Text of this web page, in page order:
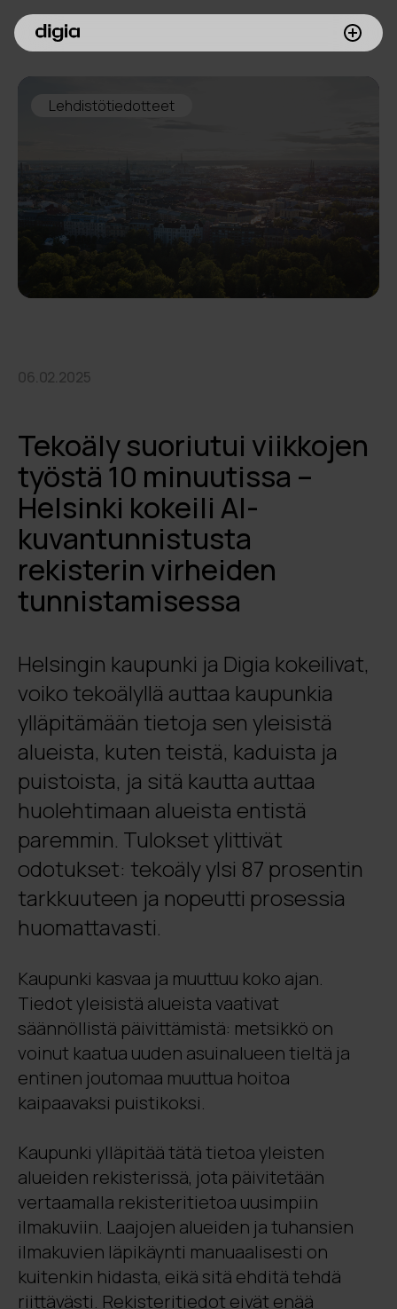
Inspiroidu
Digia yrityksenä
Sijoittajille
Meille töihin
Lehdistötiedotteet
06.02.2025
Tekoäly suoriutui viikkojen
työstä 10 minuutissa –
Helsinki kokeili AI-
kuvantunnistusta
rekisterin virheiden
tunnistamisessa
Helsingin kaupunki ja Digia kokeilivat,
voiko tekoälyllä auttaa kaupunkia
ylläpitämään tietoja sen yleisistä
alueista, kuten teistä, kaduista ja
puistoista, ja sitä kautta auttaa
huolehtimaan alueista entistä
paremmin. Tulokset ylittivät
odotukset: tekoäly ylsi 87 prosentin
tarkkuuteen ja nopeutti prosessia
huomattavasti.
Kaupunki kasvaa ja muuttuu koko ajan.
Tiedot yleisistä alueista vaativat
säännöllistä päivittämistä: metsikkö on
voinut kaatua uuden asuinalueen tieltä ja
entinen joutomaa muuttua hoitoa
kaipaavaksi puistikoksi.
Kaupunki ylläpitää tätä tietoa yleisten
alueiden rekisterissä, jota päivitetään
vertaamalla rekisteritietoa uusimpiin
ilmakuviin. Laajojen alueiden ja tuhansien
ilmakuvien läpikäynti manuaalisesti on
kuitenkin hidasta, eikä sitä ehditä tehdä
riittävästi. Rekisteritiedot eivät enää